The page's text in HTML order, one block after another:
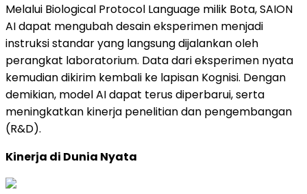
Melalui Biological Protocol Language milik Bota, SAION
AI dapat mengubah desain eksperimen menjadi
instruksi standar yang langsung dijalankan oleh
perangkat laboratorium. Data dari eksperimen nyata
kemudian dikirim kembali ke lapisan Kognisi. Dengan
demikian, model AI dapat terus diperbarui, serta
meningkatkan kinerja penelitian dan pengembangan
(R&D).
Kinerja di Dunia Nyata